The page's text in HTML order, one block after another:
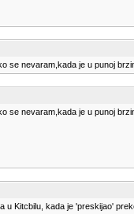
se nevaram,kada je u punoj
se nevaram,kada je u punoj
u Kitcbilu, kada je 'preskijao'